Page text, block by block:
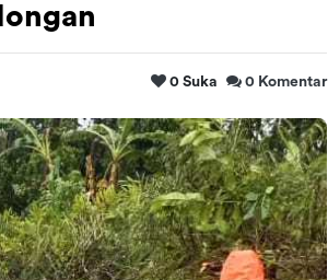
0 Komentar
0 Suka